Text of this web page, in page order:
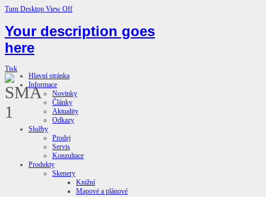
Turn Desktop View Off
Your description goes
here
Hlavní stránka
Informace
Novinky
Články
Aktuality
Odkazy
Služby
Prodej
Servis
Konzultace
Produkty
Skenery
Knižní
Mapové a plánové
Tisk